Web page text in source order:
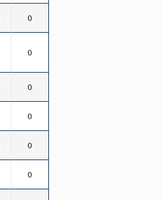
0
0
0
0
0
0